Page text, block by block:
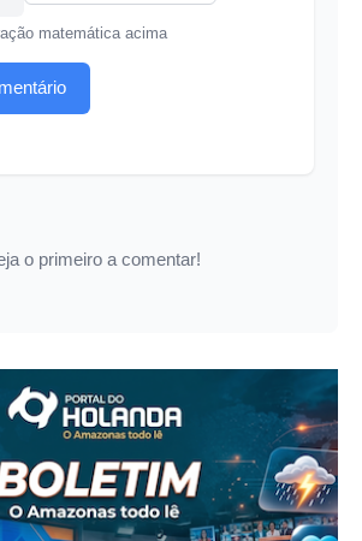
matemática acima
o primeiro a comentar!